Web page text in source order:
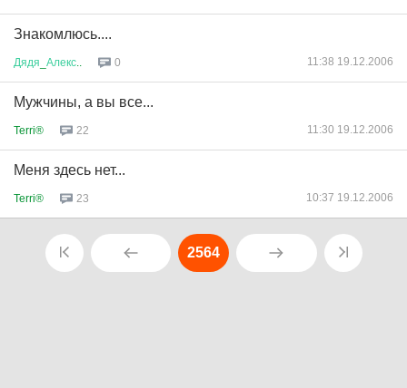
Знакомлюсь....
Дядя Алекс 0 11:38 19.12.2006
Мужчины, а вы все...
Terri® 22 11:30 19.12.2006
Меня здесь нет...
Terri® 23 10:37 19.12.2006
2564